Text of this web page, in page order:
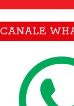
CANALE